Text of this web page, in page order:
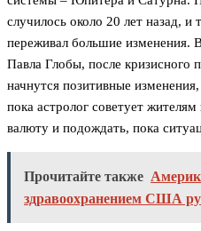
случилось около 20 лет назад,
переживал большие изменения.
Павла Глобы, после кризисного
начнутся позитивные
пока астролог советует
валюту и подождать, пока
Прочитайте также
здравоохранением США